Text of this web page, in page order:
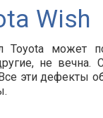
Wish
Toyota может
не вечна.
эти дефекты